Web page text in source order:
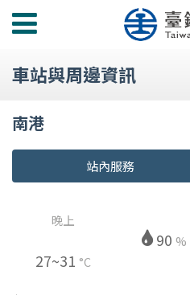
功
選
車站與周邊資訊
南港
站內服務
晚上
27~31 °C
90 %